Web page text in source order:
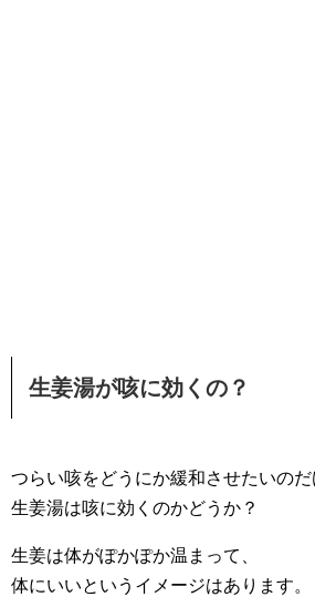
生姜湯が咳に効くの？
つらい咳をどうにか緩和させたいのだ
生姜湯は咳に効くのかどうか？
生姜は体がぽかぽか温まって、
体にいいというイメージはあります。